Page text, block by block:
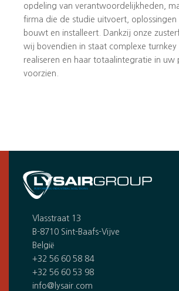
opdeling van verantwoordelijkheden,
firma die de studie uitvoert, oplossingen
bouwt en installeert. Dankzij onze
wij bovendien in staat complexe
realiseren en haar totaalintegratie in uw
voorzien.
Vlasstraat 13
B-8710 Sint-Baafs-Vijve
België
+32 56 60 58 84
+32 56 60 53 98
info@lysair.com